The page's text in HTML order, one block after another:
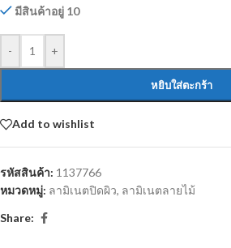
มีสินค้าอยู่ 10
- +
หยิบใส่ตะกร้า
Add to wishlist
รหัสสินค้า: 1137766
หมวดหมู่: ลามิเนตปิดผิว, ลามิเนตลายไม้
Share: